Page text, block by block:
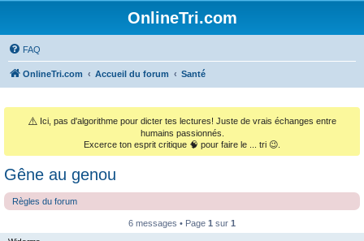
OnlineTri.com
FAQ
OnlineTri.com Accueil du forum Santé
⚠️ Ici, pas d'algorithme pour dicter tes lectures! Juste de vrais échanges entre
humains passionnés.
Excerce ton esprit critique 🧠 pour faire le ... tri 😉.
Gêne au genou
Règles du forum
6 messages • Page 1 sur 1